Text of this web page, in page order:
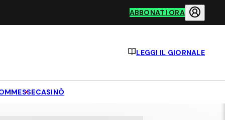
ABBONATI ORA
LEGGI IL GIORNALE
CASINÒ